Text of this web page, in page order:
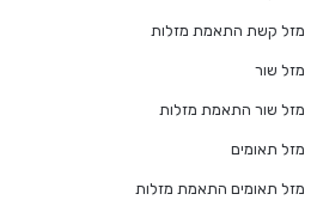
מזל קשת התאמת מזלות
מזל שור
מזל שור התאמת מזלות
מזל תאומים
מזל תאומים התאמת מזלות